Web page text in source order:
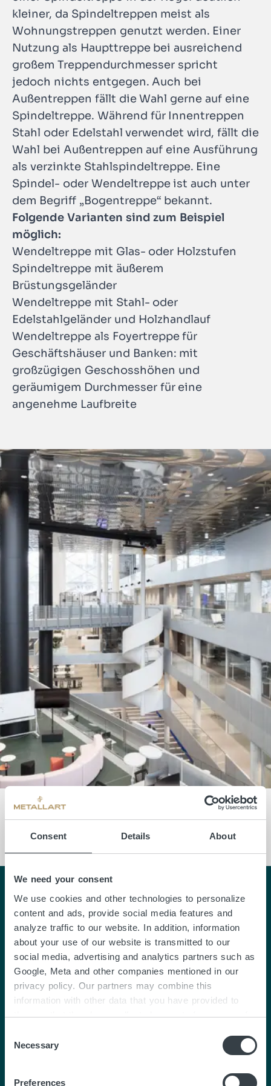
Consent Details About
We need your consent
We use cookies and other technologies to personalize
content and ads, provide social media features and
analyze traffic to our website. In addition, information
about your use of our website is transmitted to our
social media, advertising and analytics partners such as
Google, Meta and other companies mentioned in our
privacy policy. Our partners may combine this
information with other data that you have provided to
them or that they have collected as part of your use of
the cookies and other technologies described here under
"Details" being placed on the device you are using and
Necessary
Preferences
kleiner, da Spindeltreppen meist als
Wohnungstreppen genutzt werden. Einer
Nutzung als Haupttreppe bei ausreichend
großem Treppendurchmesser spricht
jedoch nichts entgegen. Auch bei
Außentreppen fällt die Wahl gerne auf eine
Spindeltreppe. Während für Innentreppen
Stahl oder Edelstahl verwendet wird, fällt die
Wahl bei Außentreppen auf eine Ausführung
als verzinkte Stahlspindeltreppe. Eine
Spindel- oder Wendeltreppe ist auch unter
dem Begriff „Bogentreppe“ bekannt.
Folgende Varianten sind zum Beispiel
möglich:
Wendeltreppe mit Glas- oder Holzstufen
Spindeltreppe mit äußerem
Brüstungsgeländer
Wendeltreppe mit Stahl- oder
Edelstahlgeländer und Holzhandlauf
Wendeltreppe als Foyertreppe für
Geschäftshäuser und Banken: mit
großzügigen Geschosshöhen und
geräumigem Durchmesser für eine
angenehme Laufbreite
Markante Spindeltreppe Axel-Springer-Neubau in
Berlin
Design trifft Kompetenz
METALLART garantiert als hochqualifiziertes
Lieferunternehmen unabhängig vom
Leistungsumfang reibungslose Abläufe und
beste Ergebnisse. Wir unterstützen Sie